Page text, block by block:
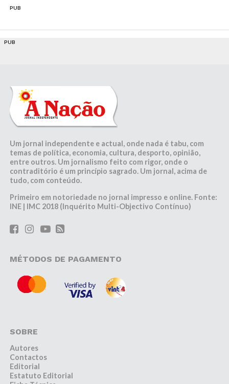
PUB
PUB
Um jornal independente e actual, onde nada é tabu, com
temas de política, economia, cultura, desporto, opinião,
entre outros. Um jornalismo feito com rigor, onde o
contraditório é um princípio sagrado. Um jornal, acima de
tudo, com conteúdo.
Primeiro em notoriedade no jornal impresso e online. Fonte:
INE | IMC 2018 (Inquérito Multi-Objectivo Contínuo)
MÉTODOS DE PAGAMENTO
SOBRE
Autores
Contactos
Editorial
Estatuto Editorial